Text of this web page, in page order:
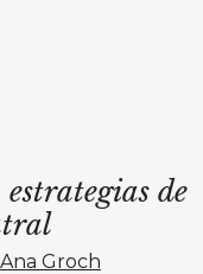
de
Ana Groch